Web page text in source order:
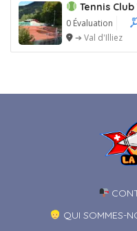
Tennis
0 Évaluation
➔ Val d'Illiez
QUI SOMMES-